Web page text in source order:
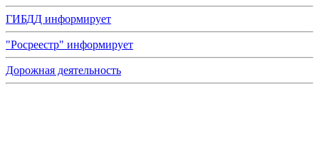
ГИБДД информирует
"Росреестр" информирует
Дорожная деятельность